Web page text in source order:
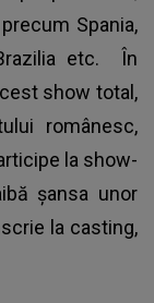
Spania,
Brazilia etc. În
show total,
românesc,
la show-
şansa unor
la casting,